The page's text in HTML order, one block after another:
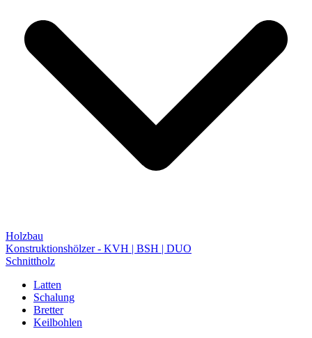
Holzbau
Konstruktionshölzer - KVH | BSH | DUO
Schnittholz
Latten
Schalung
Bretter
Keilbohlen